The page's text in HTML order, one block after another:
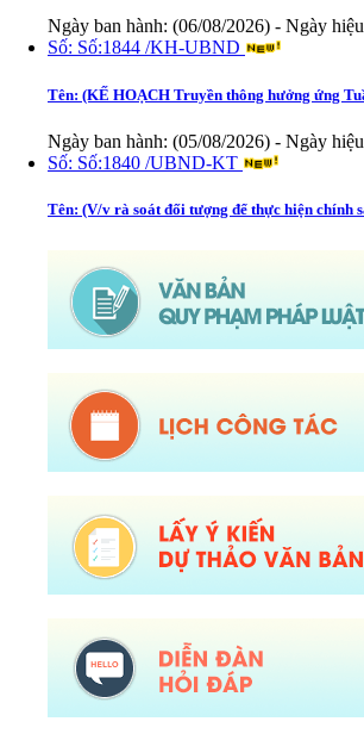
Tên:(KẾ HOẠCH Truyền thông hưởng ứng
Ngày ban hành: (05/08/2026) -Ngày
Số:Số:1840 /UBND-KT
Tên:(V/v rà soát đối tượng để thực hiện chính
Ngày ban hành: (05/08/2026) -Ngày
(Mời dự Hội nghị Báo cáo viên cấp tỉnh
Ngày ban hành: (05/08/2026)
Số: 1836/UBND-VP
Ngày ban hành: (05/08/2026) -Ngày
Số:Số: 1839/KH-UBND
Ngày ban hành: (05/08/2026) -Ngày
Số:Số: 1721/KH-UBND
Ngày ban hành: (04/08/2026)
Số:Số: 1805/KH-UBND